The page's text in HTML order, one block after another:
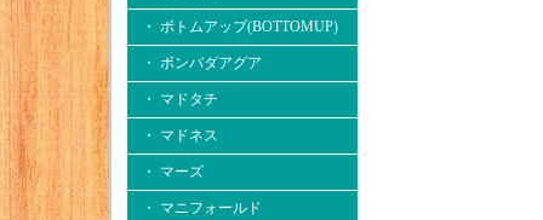
・ ボトムアップ(BOTTOMUP)
・ ボンバダアグア
・ マドタチ
・ マドネス
・ マーズ
・ マニフォールド